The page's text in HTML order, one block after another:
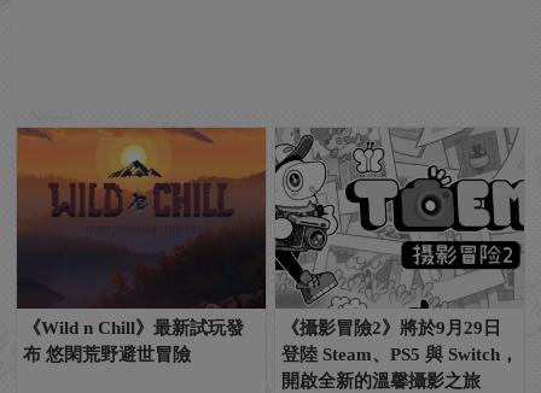
《Wild n Chill》最新試玩發
布 悠閑荒野避世冒險
《攝影冒險2》將於9月29日
登陸 Steam、PS5 與 Switch，
開啟全新的溫馨攝影之旅